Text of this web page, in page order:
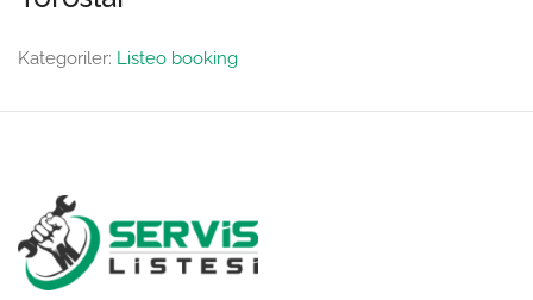
Kategoriler: Listeo booking